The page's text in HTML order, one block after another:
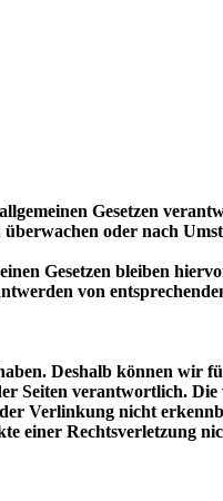
Gesetzen
oder nach
Gesetzen bleiben
von
Deshalb können wir
Seiten verantwortlich.
Verlinkung nicht
einer Rechtsverletzung